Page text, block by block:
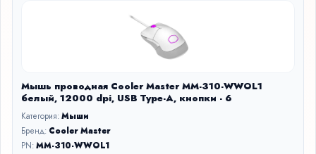
Мышь проводная Cooler Master MM-310-WWOL1
белый, 12000 dpi, USB Type-A, кнопки - 6
Категория:Мыши
Бренд: Cooler Master
PN:MM-310-WWOL1